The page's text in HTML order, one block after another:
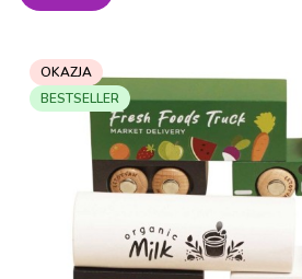
OKAZJA
BESTSELLER